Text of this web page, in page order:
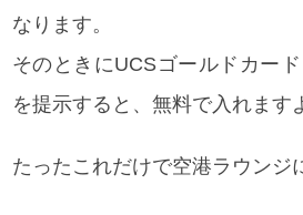
なります。
そのときにUCSゴールドカー
を提示すると、無料で入れます
たったこれだけで空港ラウンジ